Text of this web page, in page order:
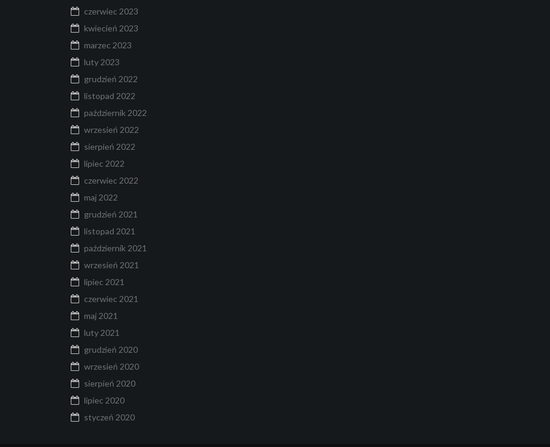
czerwiec 2023
kwiecień 2023
marzec 2023
luty 2023
grudzień 2022
listopad 2022
październik 2022
wrzesień 2022
sierpień 2022
lipiec 2022
czerwiec 2022
maj 2022
grudzień 2021
listopad 2021
październik 2021
wrzesień 2021
lipiec 2021
czerwiec 2021
maj 2021
luty 2021
grudzień 2020
wrzesień 2020
sierpień 2020
lipiec 2020
styczeń 2020